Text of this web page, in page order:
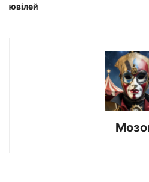
ювілей